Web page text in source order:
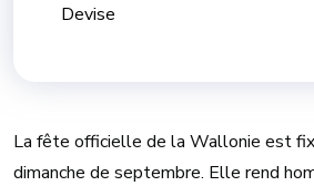
Devise
La fête officielle de la Wallonie est
dimanche de septembre. Elle rend